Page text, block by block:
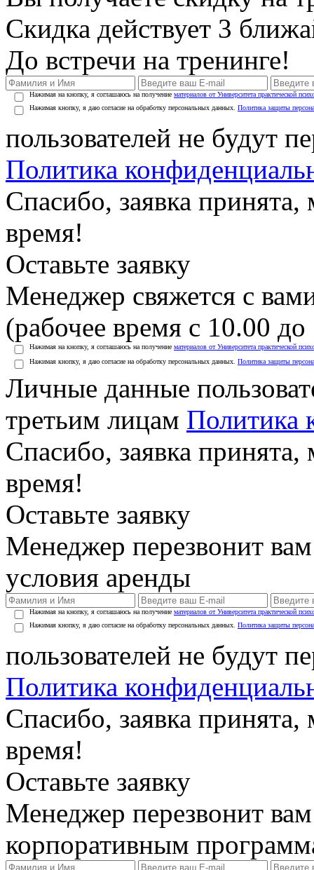
Скидка действует 3
До встречи на тренинге!
Нажимая на кнопку, я соглашаюсь на получение материалов от Университета практической
Нажимая кнопку, я даю согласие на обработку персональных данных. Политика защиты
пользователей не будут
Политика
Спасибо, заявка
время!
Оставьте заявку
Менеджер свяжется с
(рабочее время с 10.00
Нажимая на кнопку, я соглашаюсь на получение материалов от Университета практической
Нажимая кнопку, я даю согласие на обработку персональных данных. Политика защиты
Личные данные
третьим лицам Политика
Спасибо, заявка
время!
Оставьте заявку
Менеджер перезвонит
условия аренды
Нажимая на кнопку, я соглашаюсь на получение материалов от Университета практической
Нажимая кнопку, я даю согласие на обработку персональных данных. Политика защиты
пользователей не будут
Политика
Спасибо, заявка
время!
Оставьте заявку
Менеджер перезвонит
корпоративным